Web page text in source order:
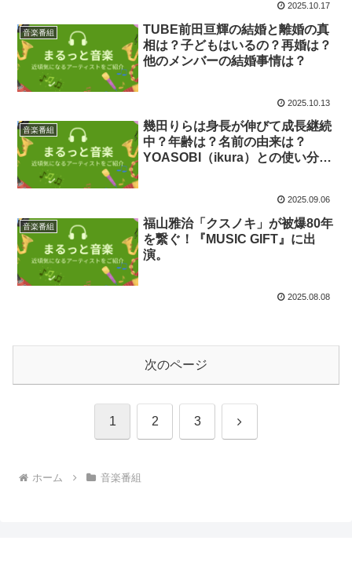
2025.10.17
音楽番組
TUBE前田亘輝の結婚と離婚の真
相は？子どもはいるの？再婚は？
他のメンバーの結婚事情は？
2025.10.13
音楽番組
幾田りらは身長が伸びて成長継続
中？年齢は？名前の由来は？
YOASOBI（ikura）との使い分け
2025.09.06
音楽番組
福山雅治「クスノキ」が被爆80年
を繋ぐ！『MUSIC GIFT』に出
演。
2025.08.08
次のページ
1 2 3 次
ホーム 音楽番組